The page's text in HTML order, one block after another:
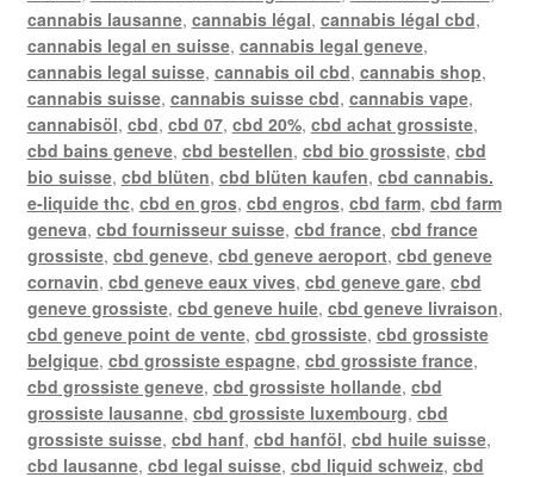
cannabis lausanne, cannabis légal, cannabis légal cbd,
cannabis legal en suisse, cannabis legal geneve,
cannabis legal suisse, cannabis oil cbd, cannabis shop,
cannabis suisse, cannabis suisse cbd, cannabis vape,
cannabisöl, cbd, cbd 07, cbd 20%, cbd achat grossiste,
cbd bains geneve, cbd bestellen, cbd bio grossiste, cbd
bio suisse, cbd blüten, cbd blüten kaufen, cbd cannabis.
e-liquide thc, cbd en gros, cbd engros, cbd farm, cbd farm
geneva, cbd fournisseur suisse, cbd france, cbd france
grossiste, cbd geneve, cbd geneve aeroport, cbd geneve
cornavin, cbd geneve eaux vives, cbd geneve gare, cbd
geneve grossiste, cbd geneve huile, cbd geneve livraison,
cbd geneve point de vente, cbd grossiste, cbd grossiste
belgique, cbd grossiste espagne, cbd grossiste france,
cbd grossiste geneve, cbd grossiste hollande, cbd
grossiste lausanne, cbd grossiste luxembourg, cbd
grossiste suisse, cbd hanf, cbd hanföl, cbd huile suisse,
cbd lausanne, cbd legal suisse, cbd liquid schweiz, cbd